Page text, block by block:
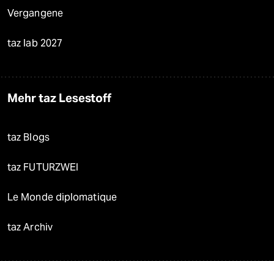
Vergangene
taz lab 2027
Mehr taz Lesestoff
taz Blogs
taz FUTURZWEI
Le Monde diplomatique
taz Archiv